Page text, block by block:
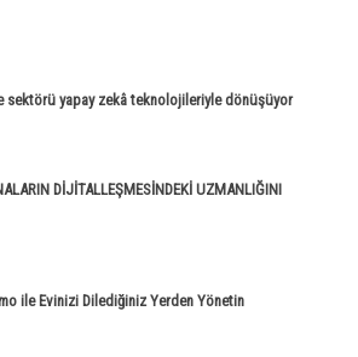
sektörü yapay zekâ teknolojileriyle dönüşüyor
DİJİTALLEŞMESİNDEKİ UZMANLIĞINI
ile Evinizi Dilediğiniz Yerden Yönetin